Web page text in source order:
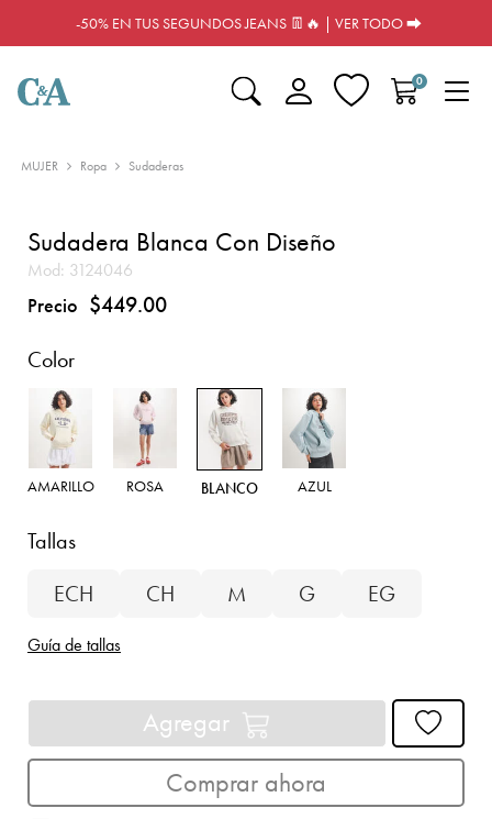
-50% EN TUS SEGUNDOS JEANS 👖🔥 | VER TODO ⮕
0
MUJER Ropa Sudaderas
Sudadera Blanca Con Diseño
Mod: 3124046
Precio $449.00
Color
AMARILLO ROSA BLANCO AZUL
Tallas
ECH
CH M G EG
Guía de tallas
Agregar
Comprar ahora